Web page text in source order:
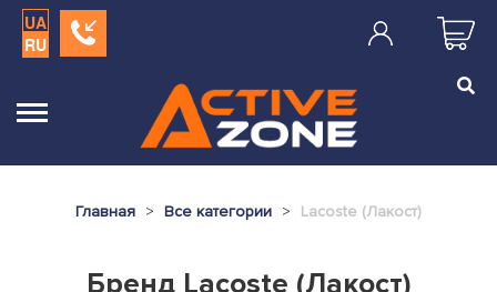
UA
RU
Главная Все категории Lacoste (Лакост)
Бренд Lacoste (Лакост)